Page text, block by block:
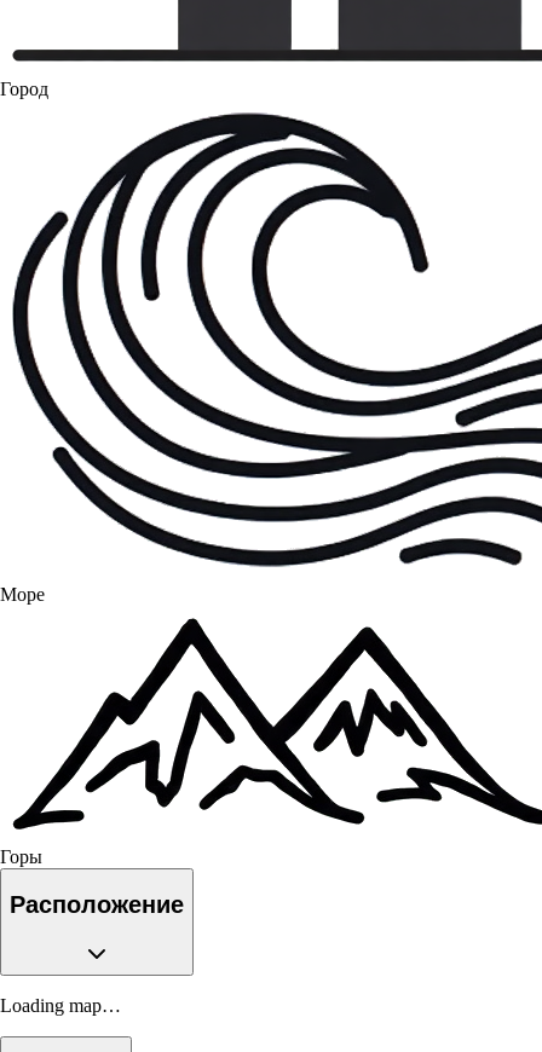
Город
Море
Горы
Расположение
Loading map…